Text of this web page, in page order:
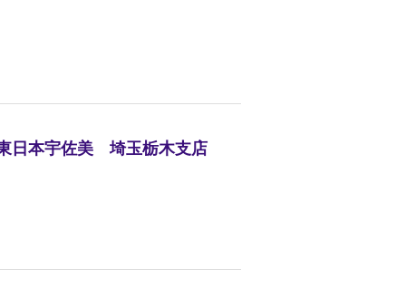
日本宇佐美 埼玉栃木支店